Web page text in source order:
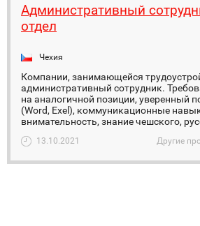
Административный
отдел
Чехия
Компании, занимающейся
административный сотрудник.
на аналогичной позиции, уверенный
(Word, Exel), коммуникационные
внимательность, знание чешского,
13.10.2021 Другие